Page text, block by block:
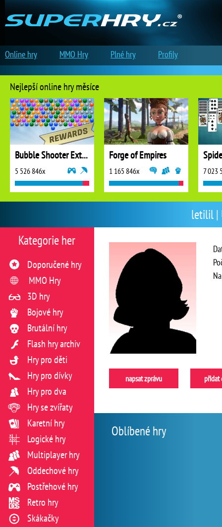
letilil |
napsat zprávu přidat
Oblíbené hry
Kategorie her
Doporučené hry
MMO Hry
3D hry
Bojové hry
Brutální hry
Flash hry archiv
Hry pro děti
Hry pro dívky
Hry pro dva
Hry se zvířaty
Karetní hry
Logické hry
Multiplayer hry
Oddechové hry
Postřehové hry
Retro hry
Skákačky
Nejlepší online hry měsíce
Bubble Shooter Extreme
5 526 846x
Forge of Empires
1 165 846x 7 023
Online hry MMO Hry Plné hry Profily